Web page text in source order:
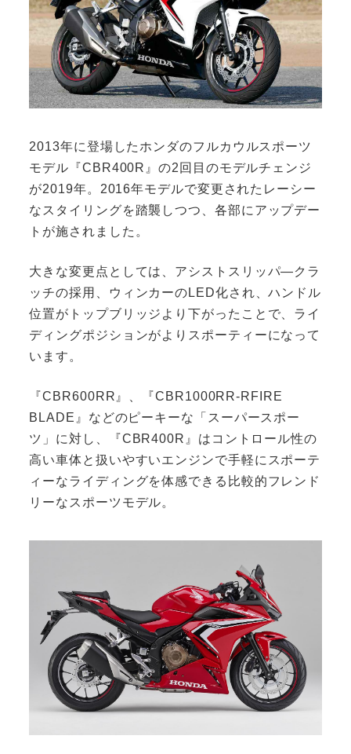
2013年に登場したホンダのフルカウルスポーツ
モデル『CBR400R』の2回目のモデルチェンジ
が2019年。2016年モデルで変更されたレーシー
なスタイリングを踏襲しつつ、各部にアップデー
トが施されました。
大きな変更点としては、アシストスリッパ―クラ
ッチの採用、ウィンカーのLED化され、ハンドル
位置がトップブリッジより下がったことで、ライ
ディングポジションがよりスポーティーになって
います。
『CBR600RR』、『CBR1000RR-RFIRE
BLADE』などのピーキーな「スーパースポー
ツ」に対し、『CBR400R』はコントロール性の
高い車体と扱いやすいエンジンで手軽にスポーテ
ィーなライディングを体感できる比較的フレンド
リーなスポーツモデル。